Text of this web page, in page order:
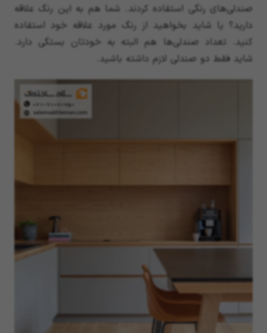
صندلی‌های رنگی استفاده کردند. شما هم به این رنگ علاقه
دارید؟ یا شاید بخواهید از رنگ مورد علاقه خود استفاده
کنید. تعداد صندلی‌ها هم البته به خودتان بستگی دارد.
شاید فقط دو صندلی لازم داشته باشید.